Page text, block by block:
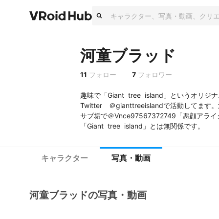
河童ブラッド
11 フォロー 7 フォロワー
趣味で「Giant  tree  island」というオリジナ
Twitter　＠gianttreeislandで活動してます。
サブ垢で＠Vnce97567372749「悪顔アラ
キャラクター 写真・動画
河童ブラッドの写真・動画